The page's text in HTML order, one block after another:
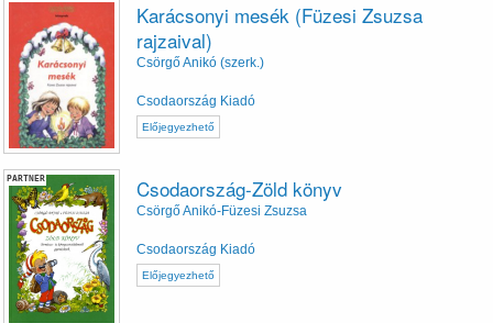
Karácsonyi mesék (Füzesi Zsuzsa
rajzaival)
Csörgő Anikó (szerk.)
Csodaország Kiadó
Előjegyezhető
PARTNER Csodaország-Zöld könyv
Csörgő Anikó-Füzesi Zsuzsa
Csodaország Kiadó
Előjegyezhető